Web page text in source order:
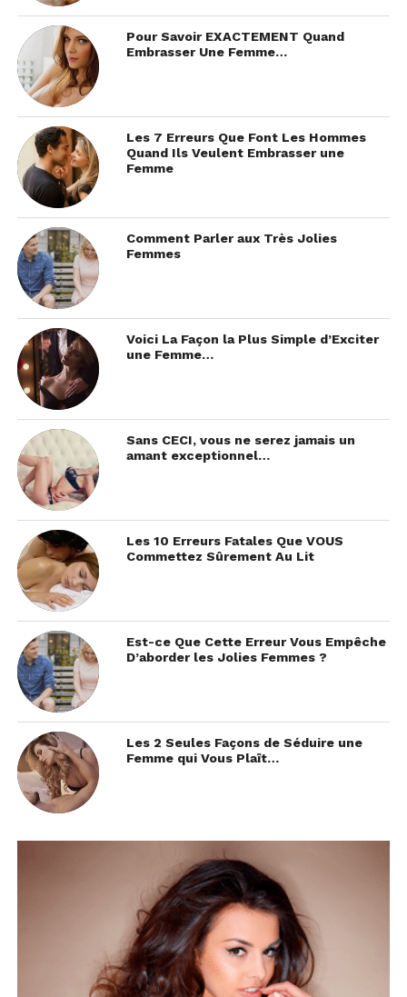
Pour Savoir EXACTEMENT Quand
Embrasser Une Femme…
Les 7 Erreurs Que Font Les Hommes
Quand Ils Veulent Embrasser une
Femme
Comment Parler aux Très Jolies
Femmes
Voici La Façon la Plus Simple d’Exciter
une Femme…
Sans CECI, vous ne serez jamais un
amant exceptionnel…
Les 10 Erreurs Fatales Que VOUS
Commettez Sûrement Au Lit
Est-ce Que Cette Erreur Vous Empêche
D’aborder les Jolies Femmes ?
Les 2 Seules Façons de Séduire une
Femme qui Vous Plaît…